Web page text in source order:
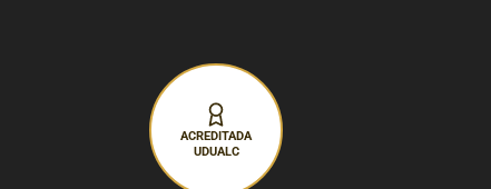
ACREDITADA
UDUALC